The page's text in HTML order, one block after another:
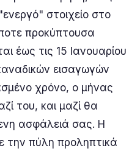
στοιχείο στο
προκύπτουσα
έως τις 15 Ιανουαρίου
εισαγωγών
χρόνο, ο μήνας
του, και μαζί θα
ασφάλειά σας. Η
την πύλη προληπτικά